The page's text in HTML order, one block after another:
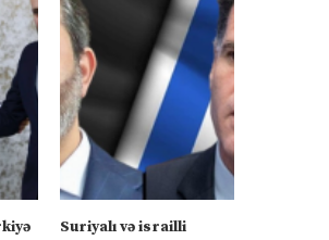
Suriyalı və israilli